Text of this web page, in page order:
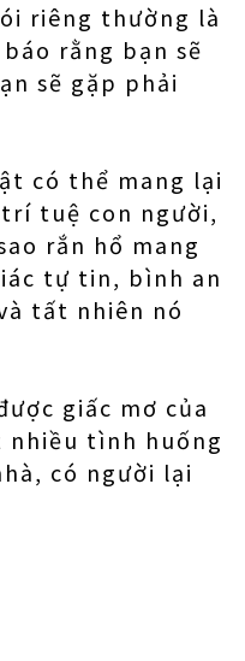
riêng thường là
rằng bạn sẽ
sẽ gặp phải
có thể mang lại
tuệ con người,
rắn hổ mang
tự tin, bình an
tất nhiên nó
giấc mơ của
nhiều tình huống
có người lại